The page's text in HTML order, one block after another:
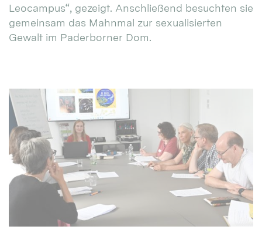
Leocampus“, gezeigt. Anschließend besuchten sie
gemeinsam das Mahnmal zur sexualisierten
Gewalt im Paderborner Dom.